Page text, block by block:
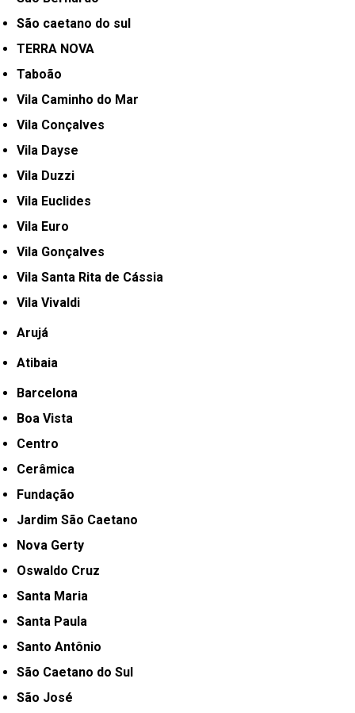
São caetano do sul
TERRA NOVA
Taboão
Vila Caminho do Mar
Vila Conçalves
Vila Dayse
Vila Duzzi
Vila Euclides
Vila Euro
Vila Gonçalves
Vila Santa Rita de Cássia
Vila Vivaldi
Arujá
Atibaia
Barcelona
Boa Vista
Centro
Cerâmica
Fundação
Jardim São Caetano
Nova Gerty
Oswaldo Cruz
Santa Maria
Santa Paula
Santo Antônio
São Caetano do Sul
São José